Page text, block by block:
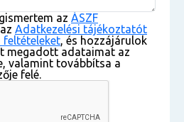
az ÁSZF
Adatkezelési tájékoztatót
feltételeket, és hozzájárulok
megadott adataimat az
valamint továbbítsa a
felé.